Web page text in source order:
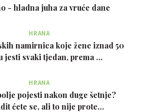
- hladna juha za vruće dane
HRANA
namirnica koje žene iznad 50
jesti svaki tjedan, prema …
HRANA
pojesti nakon duge šetnje?
ćete se, ali to nije prote…